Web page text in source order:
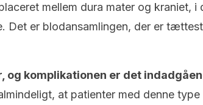
mellem dura mater og kraniet, i
Det er blodansamlingen, der er
og komplikationen er det
at patienter med denne type